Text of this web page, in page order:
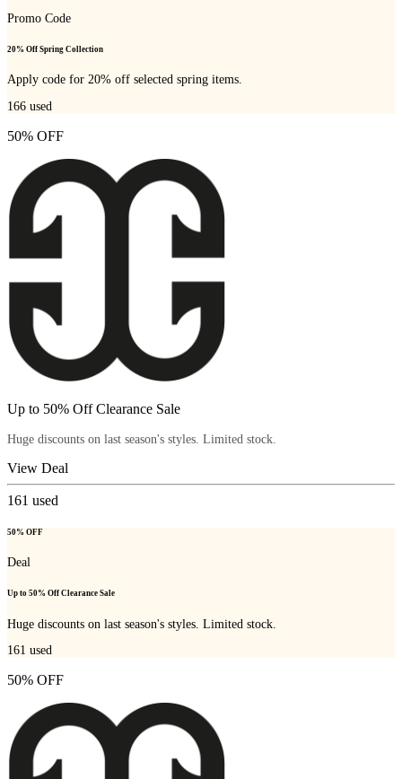
Promo Code
20% Off Spring Collection
Apply code for 20% off selected spring items.
166 used
50% OFF
Up to 50% Off Clearance Sale
Huge discounts on last season's styles. Limited stock.
View Deal
161 used
50% OFF
Deal
Up to 50% Off Clearance Sale
Huge discounts on last season's styles. Limited stock.
161 used
50% OFF